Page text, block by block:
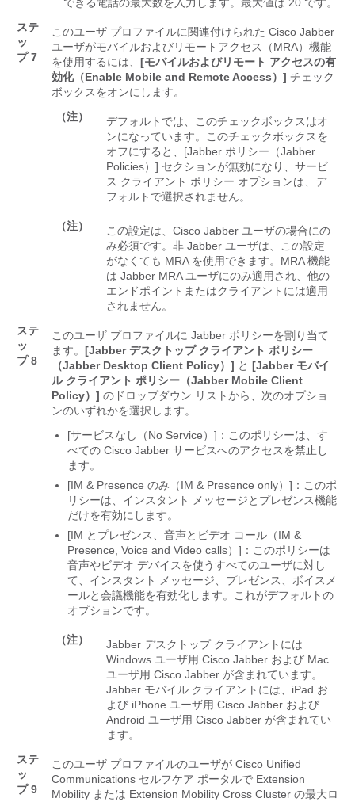
ステ
ッ
プ 7
このユーザ プロファイルに関連付けられた Cisco Jabber
ユーザがモバイルおよびリモートアクセス（MRA）機能
を使用するには、 [モバイルおよびリモート アクセスの有
効化（Enable Mobile and Remote Access）] チェック
ボックスをオンにします。
（注）
デフォルトでは、このチェックボックスはオ
ンになっています。このチェックボックスを
オフにすると、[Jabber ポリシー（Jabber
Policies）] セクションが無効になり、サービ
ス クライアント ポリシー オプションは、デ
フォルトで選択されません。
（注）
この設定は、Cisco Jabber ユーザの場合にの
み必須です。非 Jabber ユーザは、この設定
がなくても MRA を使用できます。MRA 機能
は Jabber MRA ユーザにのみ適用され、他の
エンドポイントまたはクライアントには適用
されません。
ステ
ッ
プ 8
このユーザ プロファイルに Jabber ポリシーを割り当て
ます。 [Jabber デスクトップ クライアント ポリシー
（Jabber Desktop Client Policy）] と [Jabber モバイ
ル クライアント ポリシー（Jabber Mobile Client
Policy）] のドロップダウン リストから、次のオプショ
ンのいずれかを選択します。
[サービスなし（No Service）]：このポリシーは、す
べての Cisco Jabber サービスへのアクセスを禁止し
ます。
[IM & Presence のみ（IM & Presence only）]：このポ
リシーは、インスタント メッセージとプレゼンス機能
だけを有効にします。
[IM とプレゼンス、音声とビデオ コール（IM &
Presence, Voice and Video calls）]：このポリシーは
音声やビデオ デバイスを使うすべてのユーザに対し
て、インスタント メッセージ、プレゼンス、ボイスメ
ールと会議機能を有効化します。これがデフォルトの
オプションです。
（注）
Jabber デスクトップ クライアントには
Windows ユーザ用 Cisco Jabber および Mac
ユーザ用 Cisco Jabber が含まれています。
Jabber モバイル クライアントには、iPad お
よび iPhone ユーザ用 Cisco Jabber および
Android ユーザ用 Cisco Jabber が含まれてい
ます。
ステ
ッ
プ 9
このユーザ プロファイルのユーザが Cisco Unified
Communications セルフケア ポータルで Extension
Mobility または Extension Mobility Cross Cluster の最大ロ